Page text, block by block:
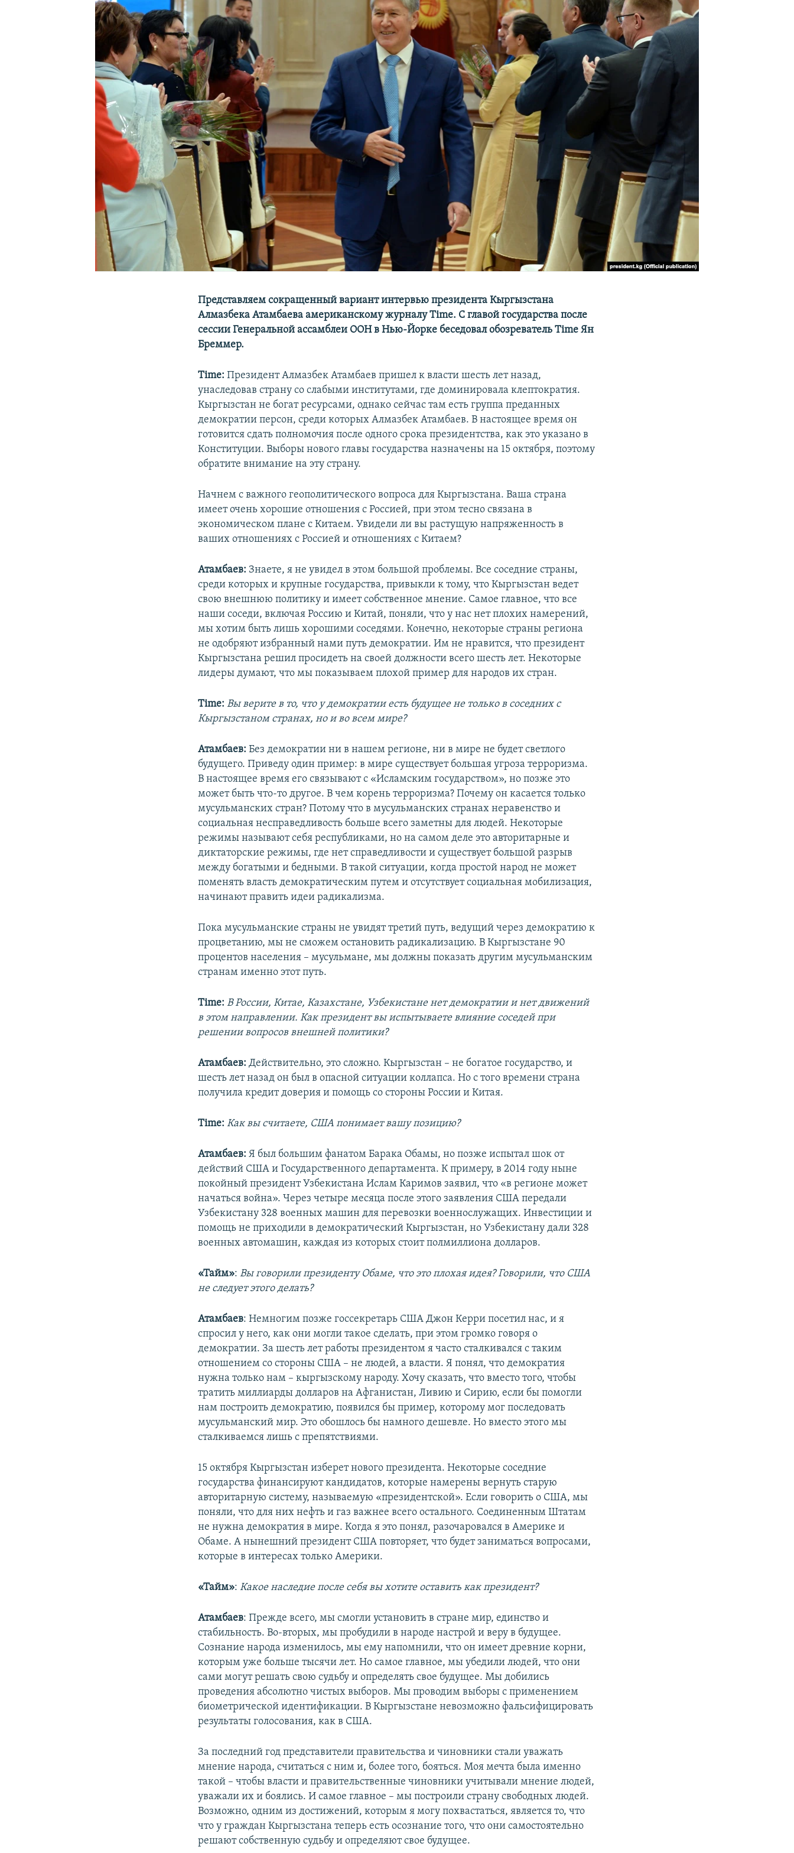
Представляем сокращенный вариант интервью президента Кыргызстана
Алмазбека Атамбаева американскому журналу Time. С главой государства после
сессии Генеральной ассамблеи ООН в Нью-Йорке беседовал обозреватель Time Ян
Бреммер.
Time: Президент Алмазбек Атамбаев пришел к власти шесть лет назад,
унаследовав страну со слабыми институтами, где доминировала клептократия.
Кыргызстан не богат ресурсами, однако сейчас там есть группа преданных
демократии персон, среди которых Алмазбек Атамбаев. В настоящее время он
готовится сдать полномочия после одного срока президентства, как это указано в
Конституции. Выборы нового главы государства назначены на 15 октября, поэтому
обратите внимание на эту страну.
Начнем с важного геополитического вопроса для Кыргызстана. Ваша страна
имеет очень хорошие отношения с Россией, при этом тесно связана в
экономическом плане с Китаем. Увидели ли вы растущую напряженность в
ваших отношениях с Россией и отношениях с Китаем?
Атамбаев: Знаете, я не увидел в этом большой проблемы. Все соседние страны,
среди которых и крупные государства, привыкли к тому, что Кыргызстан ведет
свою внешнюю политику и имеет собственное мнение. Самое главное, что все
наши соседи, включая Россию и Китай, поняли, что у нас нет плохих намерений,
мы хотим быть лишь хорошими соседями. Конечно, некоторые страны региона
не одобряют избранный нами путь демократии. Им не нравится, что президент
Кыргызстана решил просидеть на своей должности всего шесть лет. Некоторые
лидеры думают, что мы показываем плохой пример для народов их стран.
Time: Вы верите в то, что у демократии есть будущее не только в соседних с
Кыргызстаном странах, но и во всем мире?
Атамбаев: Без демократии ни в нашем регионе, ни в мире не будет светлого
будущего. Приведу один пример: в мире существует большая угроза терроризма.
В настоящее время его связывают с «Исламским государством», но позже это
может быть что-то другое. В чем корень терроризма? Почему он касается только
мусульманских стран? Потому что в мусульманских странах неравенство и
социальная несправедливость больше всего заметны для людей. Некоторые
режимы называют себя республиками, но на самом деле это авторитарные и
диктаторские режимы, где нет справедливости и существует большой разрыв
между богатыми и бедными. В такой ситуации, когда простой народ не может
поменять власть демократическим путем и отсутствует социальная мобилизация,
начинают править идеи радикализма.
Пока мусульманские страны не увидят третий путь, ведущий через демократию к
процветанию, мы не сможем остановить радикализацию. В Кыргызстане 90
процентов населения – мусульмане, мы должны показать другим мусульманским
странам именно этот путь.
Time: В России, Китае, Казахстане, Узбекистане нет демократии и нет движений
в этом направлении. Как президент вы испытываете влияние соседей при
решении вопросов внешней политики?
Атамбаев: Действительно, это сложно. Кыргызстан – не богатое государство, и
шесть лет назад он был в опасной ситуации коллапса. Но с того времени страна
получила кредит доверия и помощь со стороны России и Китая.
Time: Как вы считаете, США понимает вашу позицию?
Атамбаев: Я был большим фанатом Барака Обамы, но позже испытал шок от
действий США и Государственного департамента. К примеру, в 2014 году ныне
покойный президент Узбекистана Ислам Каримов заявил, что «в регионе может
начаться война». Через четыре месяца после этого заявления США передали
Узбекистану 328 военных машин для перевозки военнослужащих. Инвестиции и
помощь не приходили в демократический Кыргызстан, но Узбекистану дали 328
военных автомашин, каждая из которых стоит полмиллиона долларов.
«Тайм»:Вы говорили президенту Обаме, что это плохая идея? Говорили, что США
не следует этого делать?
Атамбаев: Немногим позже госсекретарь США Джон Керри посетил нас, и я
спросил у него, как они могли такое сделать, при этом громко говоря о
демократии. За шесть лет работы президентом я часто сталкивался с таким
отношением со стороны США – не людей, а власти. Я понял, что демократия
нужна только нам – кыргызскому народу. Хочу сказать, что вместо того, чтобы
тратить миллиарды долларов на Афганистан, Ливию и Сирию, если бы помогли
нам построить демократию, появился бы пример, которому мог последовать
мусульманский мир. Это обошлось бы намного дешевле. Но вместо этого мы
сталкиваемся лишь с препятствиями.
15 октября Кыргызстан изберет нового президента. Некоторые соседние
государства финансируют кандидатов, которые намерены вернуть старую
авторитарную систему, называемую «президентской». Если говорить о США, мы
поняли, что для них нефть и газ важнее всего остального. Соединенным Штатам
не нужна демократия в мире. Когда я это понял, разочаровался в Америке и
Обаме. А нынешний президент США повторяет, что будет заниматься вопросами,
которые в интересах только Америки.
«Тайм»:Какое наследие после себя вы хотите оставить как президент?
Атамбаев: Прежде всего, мы смогли установить в стране мир, единство и
стабильность. Во-вторых, мы пробудили в народе настрой и веру в будущее.
Сознание народа изменилось, мы ему напомнили, что он имеет древние корни,
которым уже больше тысячи лет. Но самое главное, мы убедили людей, что они
сами могут решать свою судьбу и определять свое будущее. Мы добились
проведения абсолютно чистых выборов. Мы проводим выборы с применением
биометрической идентификации. В Кыргызстане невозможно фальсифицировать
результаты голосования, как в США.
За последний год представители правительства и чиновники стали уважать
мнение народа, считаться с ним и, более того, бояться. Моя мечта была именно
такой – чтобы власти и правительственные чиновники учитывали мнение людей,
уважали их и боялись. И самое главное – мы построили страну свободных людей.
Возможно, одним из достижений, которым я могу похвастаться, является то, что
что у граждан Кыргызстана теперь есть осознание того, что они самостоятельно
решают собственную судьбу и определяют свое будущее.